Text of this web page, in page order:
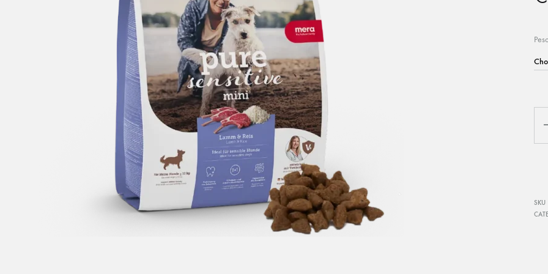
Museruole
Palline
Riporti e porta riporti
Salamotti
Tasca porta bocconi
CAMPO SPECIALE
SKU